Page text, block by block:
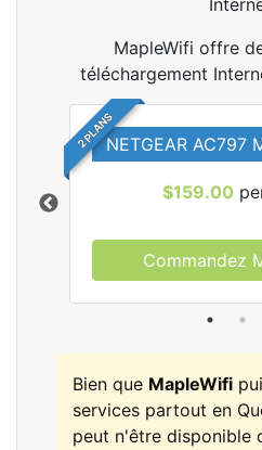
MapleWifi offre
téléchargement
2 PLANSNETGEAR AC797
$159.00
Commandez
Bien que MapleWifi
services partout en
peut n'être disponible